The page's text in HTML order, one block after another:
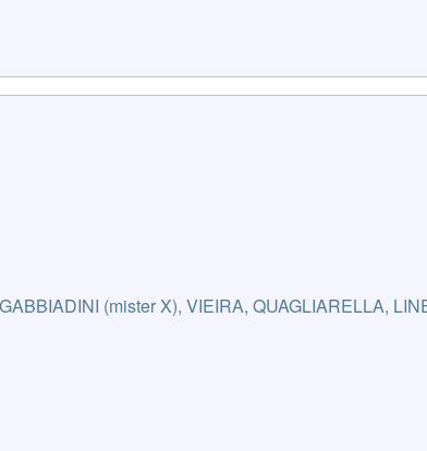
(mister X), VIEIRA, QUAGLIARELLA,